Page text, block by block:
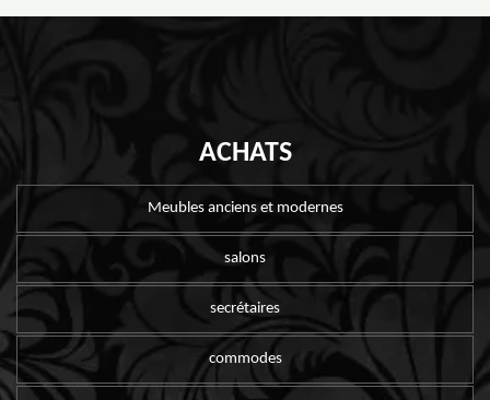
ACHATS
Meubles anciens et modernes
salons
secrétaires
commodes